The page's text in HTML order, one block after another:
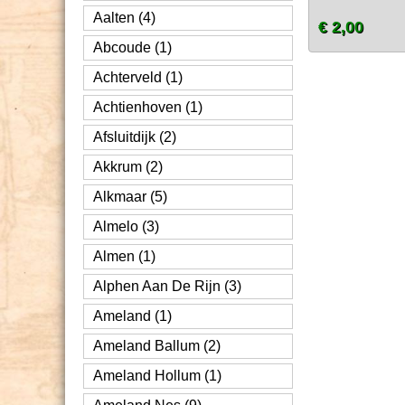
Aalten (4)
Abcoude (1)
Achterveld (1)
Achtienhoven (1)
Afsluitdijk (2)
Akkrum (2)
Alkmaar (5)
Almelo (3)
Almen (1)
Alphen Aan De Rijn (3)
Ameland (1)
Ameland Ballum (2)
Ameland Hollum (1)
€ 2,00